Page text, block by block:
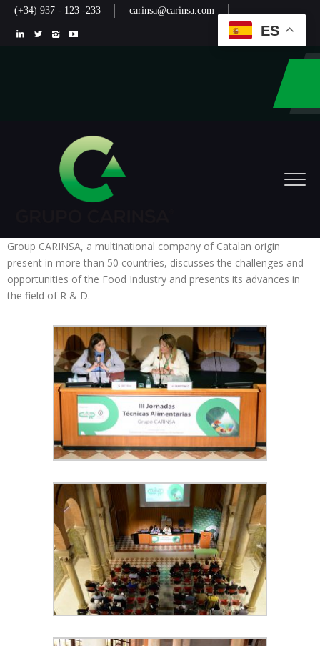
(+34) 937 - 123 -233 carinsa@carinsa.com
Group CARINSA, a multinational company of Catalan origin
present in more than 50 countries, discusses the challenges and
opportunities of the Food Industry and presents its advances in
the field of R & D.
ES